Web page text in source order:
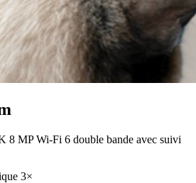
8 MP Wi-Fi 6 double bande avec suivi
3×